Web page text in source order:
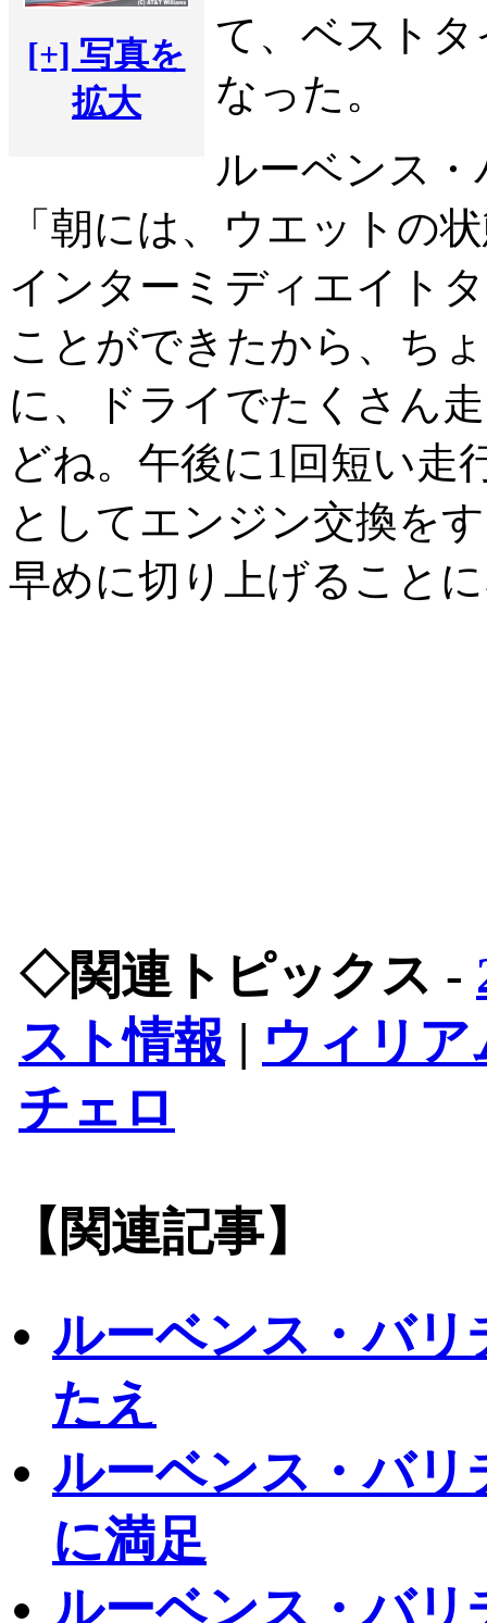
[+] 写真を
拡大
て、ベストタ
なった。
ルーベンス
「朝には、ウエットの
インターミディエイト
ことができたから、ち
に、ドライでたくさん
どね。午後に1回短い走
としてエンジン交換を
早めに切り上げること
◇関連トピックス -
スト情報 | ウィリア
チェロ
【関連記事】
ルーベンス・バ
たえ
ルーベンス・バリ
に満足
ルーベンス・バ